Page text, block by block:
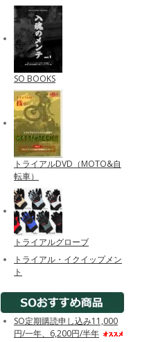
SO BOOKS
トライアルDVD（MOTO&自
転車）
トライアルグローブ
トライアル・イクイップメン
ト
SO定期購読申し込み11,000
円/一年、6,200円/半年